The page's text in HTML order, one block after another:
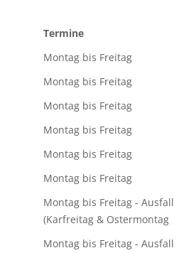
Termine
Montag bis Freitag
Montag bis Freitag
Montag bis Freitag
Montag bis Freitag
Montag bis Freitag
Montag bis Freitag
Montag bis Freitag -
(Karfreitag & Ostermontag
Montag bis Freitag -